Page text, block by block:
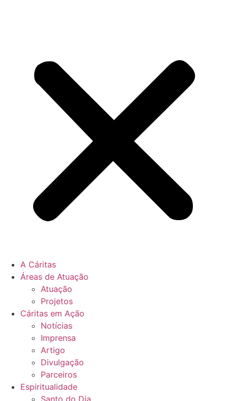
A Cáritas
Áreas de Atuação
Atuação
Projetos
Cáritas em Ação
Notícias
Imprensa
Artigo
Divulgação
Parceiros
Espiritualidade